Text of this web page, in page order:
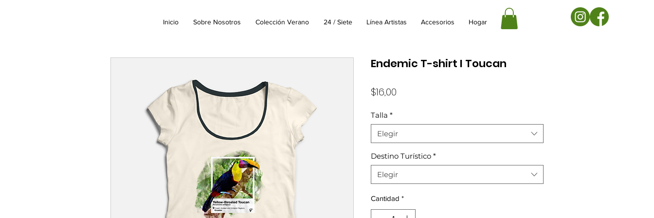
Inicio Sobre Nosotros Colección Verano 24 / Siete Línea Artistas Accesorios Hogar
Endemic T-shirt I Toucan
$16,00
Talla *
Elegir
Destino Turístico *
Elegir
Cantidad *